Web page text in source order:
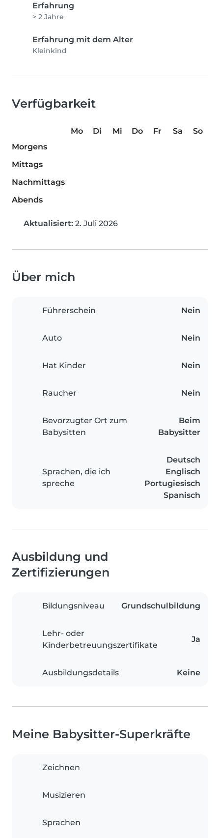
Erfahrung
> 2 Jahre
Erfahrung mit dem Alter
Kleinkind
Verfügbarkeit
Mo Di Mi Do Fr Sa
So
Morgens
Mittags
Nachmittags
Abends
Aktualisiert: 2. Juli 2026
Über mich
Führerschein Nein
Auto Nein
Hat Kinder Nein
Raucher Nein
Bevorzugter Ort zum
Babysitten
Beim
Babysitter
Sprachen, die ich
spreche
Deutsch
Englisch
Portugiesisch
Spanisch
Ausbildung und
Zertifizierungen
Bildungsniveau Grundschulbildung
Lehr- oder
Kinderbetreuungszertifikate
Ja
Ausbildungsdetails Keine
Meine Babysitter-Superkräfte
Zeichnen
Musizieren
Sprachen